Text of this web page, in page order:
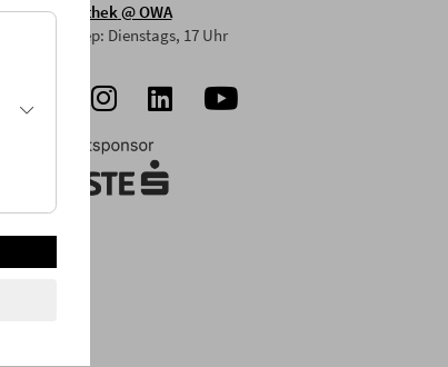
Mostothek@ OWA
Mai-Sep: Dienstags, 17 Uhr